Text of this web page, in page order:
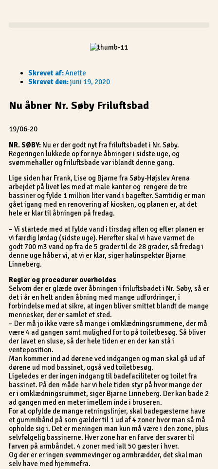
Skrevet af:Anette
Skrevet den:juni 19, 2020
Nu åbner Nr. Søby Friluftsbad
19/06-20
NR. SØBY: Nu er der godt nyt fra friluftsbadet i Nr. Søby.
Regeringen lukkede op for nye åbninger i sidste uge, og
svømmehaller og friluftsbade var iblandt denne gang.
Lige siden har Frank, Lise og Bjarne fra Søby-Højslev Arena
arbejdet på livet løs med at male kanter og rengøre de tre
bassiner og fylde 1 million liter vand i bagefter. Samtidig er man
gået igang med en renovering af kiosken, og planen er, at det
hele er klar til åbningen på fredag.
– Vi startede med at fylde vand i tirsdag aften og efter planen er
vi færdig lørdag (sidste uge). Herefter skal vi have varmet de
godt 700 m3 vand op fra de 5 grader til de 28 grader, så fredag i
denne uge håber vi, at vi er klar, siger halinspektør Bjarne
Linneberg.
Regler og procedurer overholdes
Selvom der er glæde over åbningen i friluftsbadet i Nr. Søby, så er
det i år en helt anden åbning med mange udfordringer, i
forbindelse med at sikre, at ingen bliver smittet blandt de mange
mennesker, der er samlet et sted.
– Der må jo ikke være så mange i omklædningsrummene, der må
være 4 ad gangen samt mulighed for to på toiletbesøg. Så bliver
der lavet en sluse, så der hele tiden er en der kan stå i
venteposition.
Man kommer ind ad dørene ved indgangen og man skal gå ud af
dørene ud mod bassinet, også ved toiletbesøg.
Ligeledes er der ingen indgang til badefaciliteter og toilet fra
bassinet. På den måde har vi hele tiden styr på hvor mange der
er i omklædningsrummet, siger Bjarne Linneberg. Der kan bade 2
ad gangen med en meter imellem inde i bruseren.
For at opfylde de mange retningslinjer, skal badegæsterne have
et gummibånd på som gælder til 1 ud af 4 zoner hvor man så må
opholde sig i. Det er meningen man kun må være i den zone, plus
selvfølgelig bassinerne. Hver zone har en farve der svarer til
farven på armbåndet. 4 zoner med ialt 50 gæster i hver.
Og der er er ingen svømmevinger og armbrædder, det skal man
selv have med hjemmefra.